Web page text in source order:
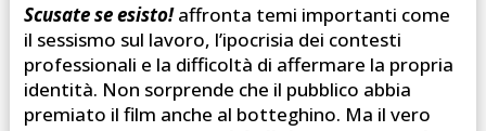
Scusate se esisto!affronta temi importanti come
il sessismo sul lavoro, l’ipocrisia dei contesti
professionali e la difficoltà di affermare la propria
identità. Non sorprende che il pubblico abbia
premiato il film anche al botteghino. Ma il vero